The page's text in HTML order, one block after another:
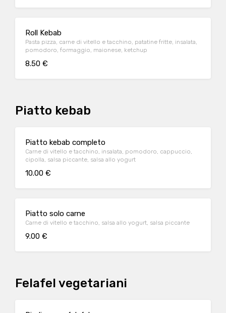
Roll Kebab
Pasta pizza, carne di vitello e tacchino, patatine fritte, insalata,
pomodoro, formaggio, maionese, ketchup
8.50 €
Piatto kebab
Piatto kebab completo
Carne di vitello e tacchino, insalata, pomodoro, cappuccio,
cipolla, salsa piccante, salsa allo yogurt
10.00 €
Piatto solo carne
Carne di vitello e tacchino, salsa allo yogurt, salsa piccante
9.00 €
Felafel vegetariani